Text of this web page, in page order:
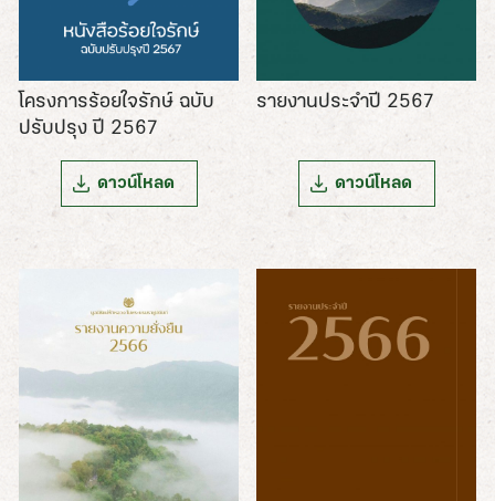
โครงการร้อยใจรักษ์ ฉบับ
ปรับปรุง ปี 2567
ดาวน์โหลด
รายงานประจำปี 2567
ดาวน์โหลด